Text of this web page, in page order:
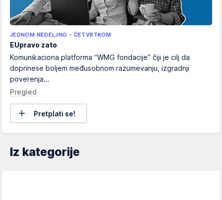
JEDNOM NEDELJNO - ČETVRTKOM
EUpravo zato
Komunikaciona platforma “WMG fondacije” čiji je cilj da
doprinese boljem međusobnom razumevanju, izgradnji
poverenja...
Pregled
Pretplati se!
Iz kategorije